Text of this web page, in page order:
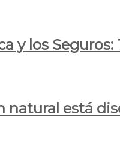
y los
natural está